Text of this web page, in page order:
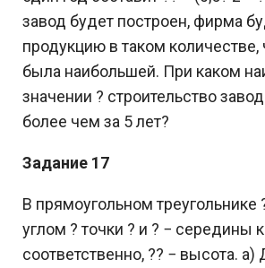
завод будет построен, фирма
продукцию в таком
была наибольшей. При каком
значении ? строительство
более чем за 5 лет?
Задание 17
В прямоугольном
углом ? точки ? и ? − середины
соответственно, ?? − высота. а)